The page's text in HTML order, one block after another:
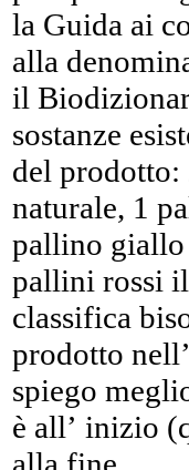
la Guida ai
alla
il
sostanze
del
naturale, 1
pallino giallo
pallini rossi
classifica
prodotto
spiego
è all’ inizio